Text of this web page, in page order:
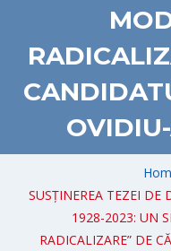
SUSȚINEREA TEZEI DE
1928-2023: UN
RADICALIZARE” DE